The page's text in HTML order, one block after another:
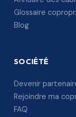
Glossaire
Blog
SOCIÉTÉ
Devenir
Rejoindre ma
FAQ